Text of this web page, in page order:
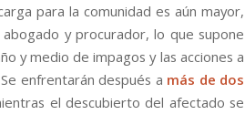
para la comunidad es aún mayor,
y procurador, lo que supone
y medio de impagos y las acciones a
enfrentarán después a más de dos
el descubierto del afectado se